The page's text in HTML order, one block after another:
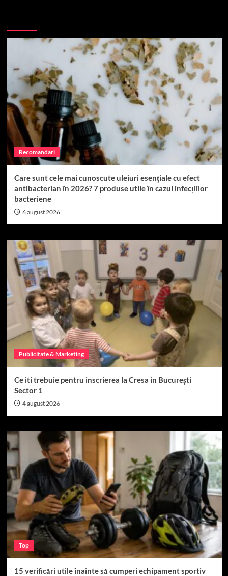
Recomandari
Care sunt cele mai cunoscute uleiuri esențiale cu efect
antibacterian în 2026? 7 produse utile în cazul infecțiilor
bacteriene
6 august 2026
Publicitate & Marketing
Ce iti trebuie pentru inscrierea la Cresa in București
Sector 1
4 august 2026
Top
15 verificări utile înainte să cumperi echipament sportiv